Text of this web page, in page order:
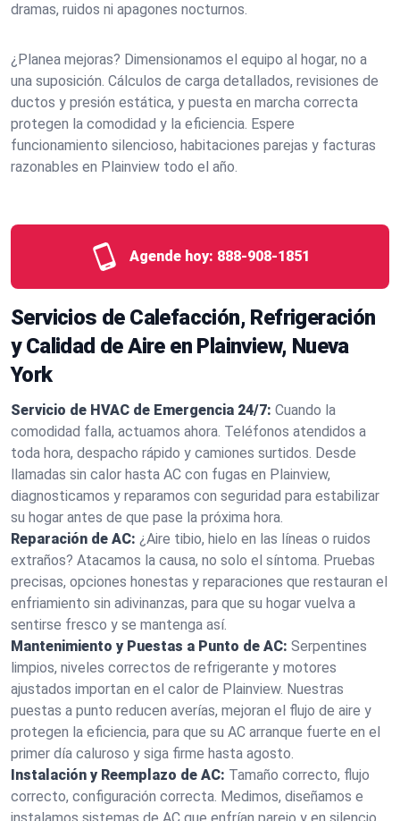
dramas, ruidos ni apagones nocturnos.
¿Planea mejoras? Dimensionamos el equipo al hogar, no a
una suposición. Cálculos de carga detallados, revisiones de
ductos y presión estática, y puesta en marcha correcta
protegen la comodidad y la eficiencia. Espere
funcionamiento silencioso, habitaciones parejas y facturas
razonables en Plainview todo el año.
Agende hoy: 888-908-1851
Servicios de Calefacción, Refrigeración
y Calidad de Aire en Plainview, Nueva
York
Servicio de HVAC de Emergencia 24/7: Cuando la
comodidad falla, actuamos ahora. Teléfonos atendidos a
toda hora, despacho rápido y camiones surtidos. Desde
llamadas sin calor hasta AC con fugas en Plainview,
diagnosticamos y reparamos con seguridad para estabilizar
su hogar antes de que pase la próxima hora.
Reparación de AC: ¿Aire tibio, hielo en las líneas o ruidos
extraños? Atacamos la causa, no solo el síntoma. Pruebas
precisas, opciones honestas y reparaciones que restauran el
enfriamiento sin adivinanzas, para que su hogar vuelva a
sentirse fresco y se mantenga así.
Mantenimiento y Puestas a Punto de AC: Serpentines
limpios, niveles correctos de refrigerante y motores
ajustados importan en el calor de Plainview. Nuestras
puestas a punto reducen averías, mejoran el flujo de aire y
protegen la eficiencia, para que su AC arranque fuerte en el
primer día caluroso y siga firme hasta agosto.
Instalación y Reemplazo de AC: Tamaño correcto, flujo
correcto, configuración correcta. Medimos, diseñamos e